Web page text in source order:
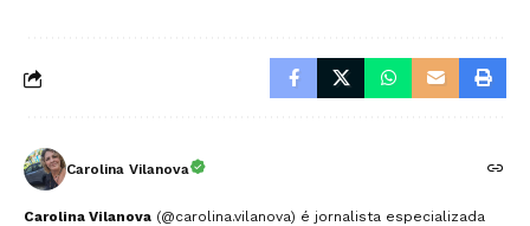
Carolina Vilanova
Carolina Vilanova (@carolina.vilanova) é jornalista especializada